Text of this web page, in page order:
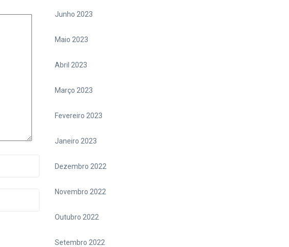
Junho 2023
Maio 2023
Abril 2023
Março 2023
Fevereiro 2023
Janeiro 2023
Dezembro 2022
Novembro 2022
Outubro 2022
Setembro 2022